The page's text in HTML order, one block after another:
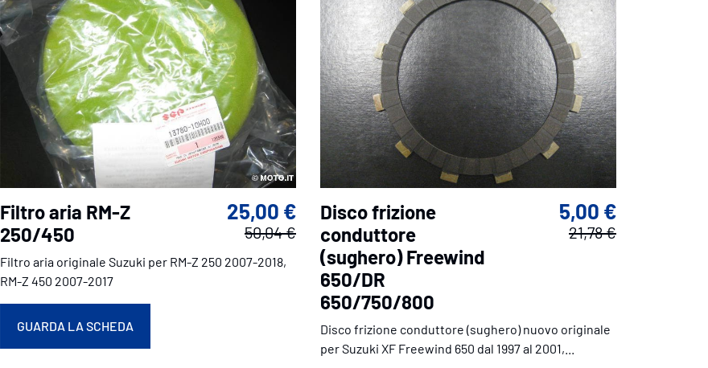
Filtro aria RM-Z
250/450
25,00 €
50,04 €
Filtro aria originale Suzuki per RM-Z 250 2007-2018,
RM-Z 450 2007-2017
GUARDA LA SCHEDA
Disco frizione
conduttore
(sughero) Freewind
650/DR
650/750/800
5,00 €
21,78 €
Disco frizione conduttore (sughero) nuovo originale
per Suzuki XF Freewind 650 dal 1997 al 2001,...